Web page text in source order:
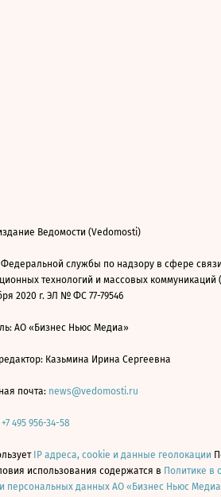
Ведомости (Vedomosti)
службы по надзору в сфере
технологий и массовых коммуникаций
2020 г. ЭЛ № ФС 77-79546
АО «Бизнес Ньюс Медиа»
Казьмина Ирина Сергеевна
почта: news@vedomosti.ru
+7 495 956-34-58
IP адреса, cookie и данные геолокации
использования содержатся в Политике в
персональных данных АО «Бизнес Ньюс